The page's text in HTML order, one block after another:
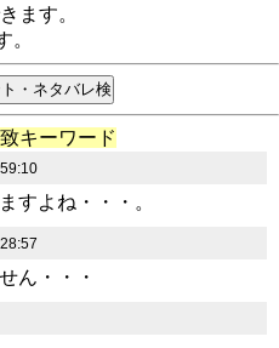
ます。
キーワード
すよね・・・。
ん・・・